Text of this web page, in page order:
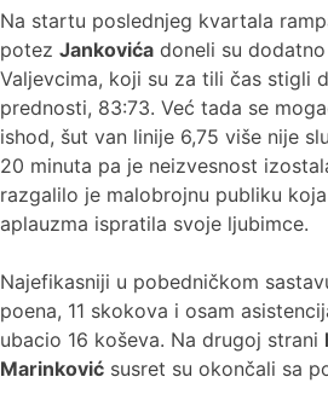
Na startu poslednjeg kvartala
potez Jankovića doneli su
Valjevcima, koji su za tili čas stigli
prednosti, 83:73. Već tada se
ishod, šut van linije 6,75 više nije
20 minuta pa je neizvesnost
razgalilo je malobrojnu publiku
aplauzma ispratila svoje ljubimce.
Najefikasniji u pobedničkom
poena, 11 skokova i osam
ubacio 16 koševa. Na drugoj strani
Marinković susret su okončali sa